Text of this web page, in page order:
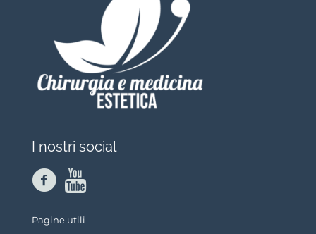
I nostri social
Pagine utili